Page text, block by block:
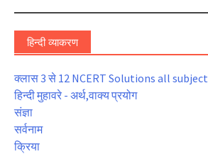
हिन्दी व्याकरण
क्लास 3 से 12 NCERT Solutions all subject
हिन्दी मुहावरे - अर्थ,वाक्य प्रयोग
संज्ञा
सर्वनाम
क्रिया